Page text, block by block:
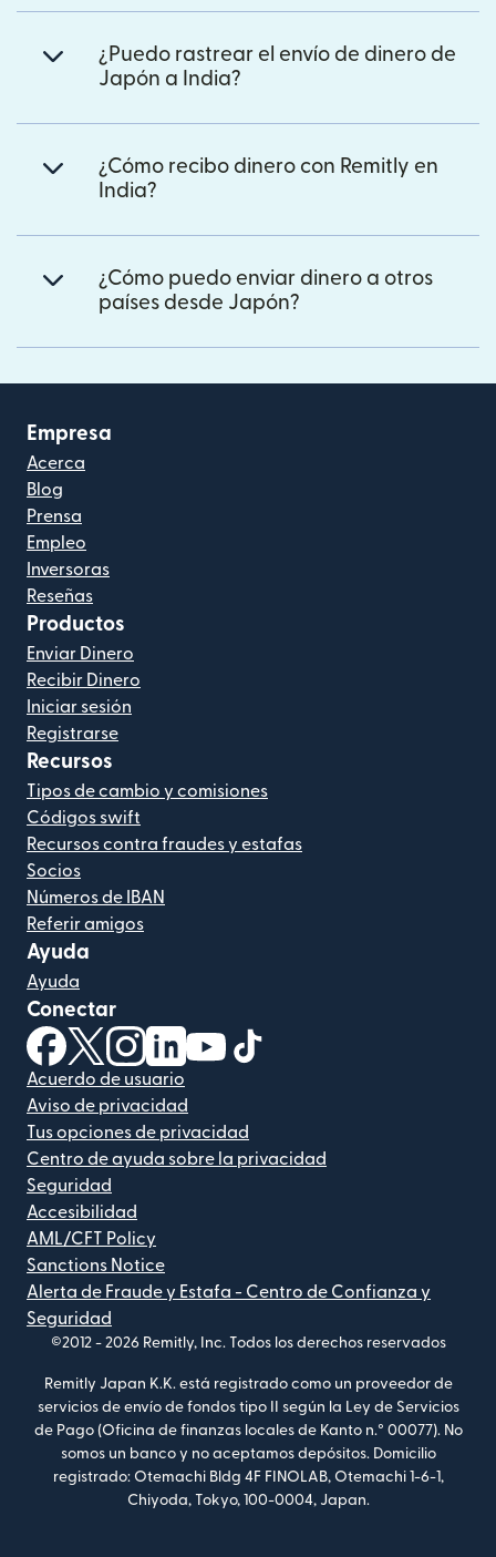
¿Puedo rastrear el envío de dinero de
Japón a India?
¿Cómo recibo dinero con Remitly en
India?
¿Cómo puedo enviar dinero a otros
países desde Japón?
Empresa
Acerca
Blog
Prensa
Empleo
Inversoras
Reseñas
Productos
Enviar Dinero
Recibir Dinero
Iniciar sesión
Registrarse
Recursos
Tipos de cambio y comisiones
Códigos swift
Recursos contra fraudes y estafas
Socios
Números de IBAN
Referir amigos
Ayuda
Ayuda
Conectar
(se abre en una ventana nueva)
(se abre en una ventana nueva)
(se abre en una ventana nueva)
(se abre en una ventana nueva)
(se abre en una ventana nueva)
Acuerdo de usuario
Aviso de privacidad
Tus opciones de privacidad
Centro de ayuda sobre la privacidad
Seguridad
Accesibilidad
AML/CFT Policy
Sanctions Notice
Alerta de Fraude y Estafa - Centro de Confianza y
Seguridad
©2012 - 2026 Remitly, Inc. Todos los derechos reservados
Remitly Japan K.K. está registrado como un proveedor de
servicios de envío de fondos tipo II según la Ley de Servicios
de Pago (Oficina de finanzas locales de Kanto n.° 00077). No
somos un banco y no aceptamos depósitos. Domicilio
registrado: Otemachi Bldg 4F FINOLAB, Otemachi 1-6-1,
Chiyoda, Tokyo, 100-0004, Japan.